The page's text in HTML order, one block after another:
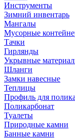
Инструменты
Зимний инвентарь
Мангалы
Мусорные
Тачки
Гирлянды
Укрывные
Шланги
Замки навесные
Теплицы
Профиль для
Поликарбонат
Туалеты
Природные камни
Банные камни